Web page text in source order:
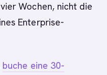
Wochen, nicht die
Enterprise-
buche eine 30-